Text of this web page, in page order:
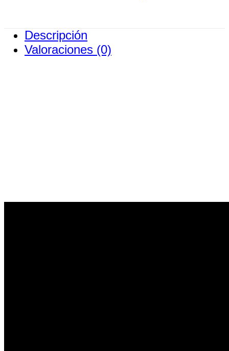
Descripción
Valoraciones (0)